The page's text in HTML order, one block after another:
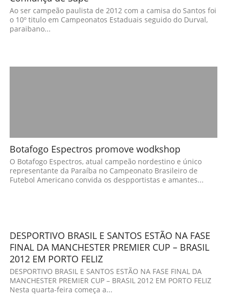
Ao ser campeão paulista de 2012 com a camisa do Santos foi
o 10º titulo em Campeonatos Estaduais seguido do Durval,
paraibano...
Botafogo Espectros promove wodkshop
O Botafogo Espectros, atual campeão nordestino e único
representante da Paraíba no Campeonato Brasileiro de
Futebol Americano convida os despportistas e amantes...
DESPORTIVO BRASIL E SANTOS ESTÃO NA FASE
FINAL DA MANCHESTER PREMIER CUP – BRASIL
2012 EM PORTO FELIZ
DESPORTIVO BRASIL E SANTOS ESTÃO NA FASE FINAL DA
MANCHESTER PREMIER CUP – BRASIL 2012 EM PORTO FELIZ
Nesta quarta-feira começa a...